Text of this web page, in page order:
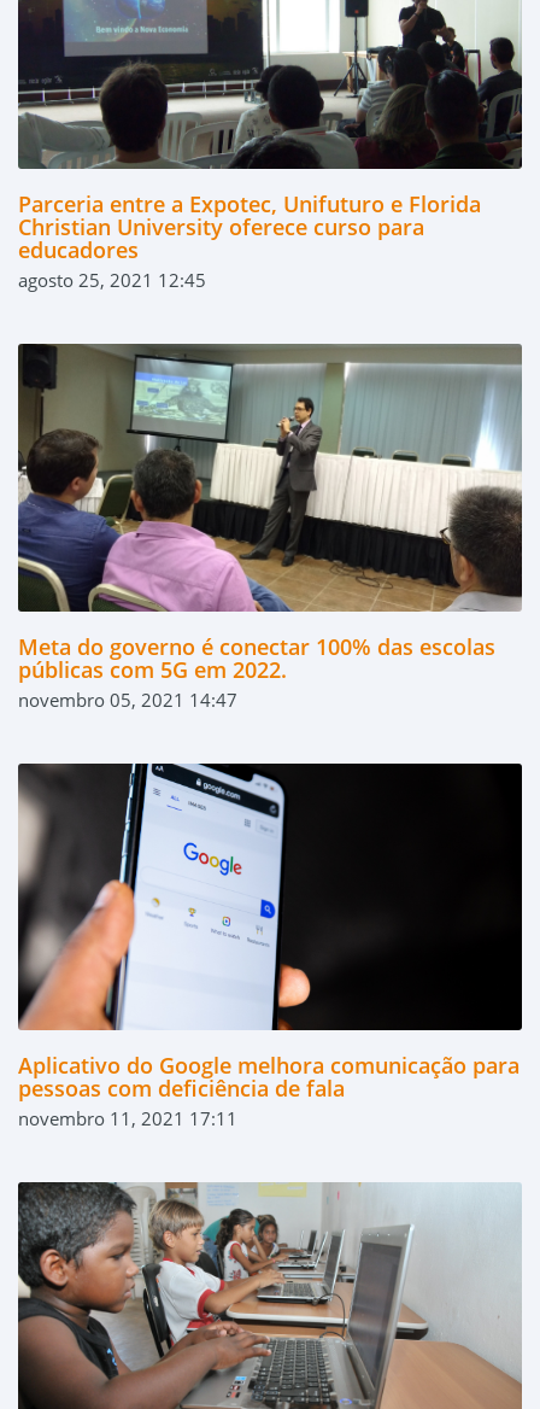
Parceria entre a Expotec, Unifuturo e Florida
Christian University oferece curso para
educadores
agosto 25, 2021 12:45
Meta do governo é conectar 100% das escolas
públicas com 5G em 2022.
novembro 05, 2021 14:47
Aplicativo do Google melhora comunicação para
pessoas com deficiência de fala
novembro 11, 2021 17:11